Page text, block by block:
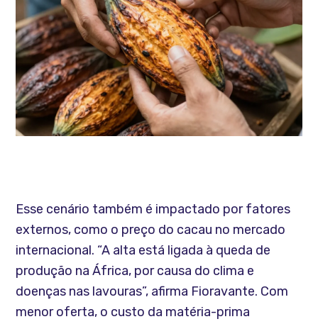
Esse cenário também é impactado por fatores
externos, como o preço do cacau no mercado
internacional. “A alta está ligada à queda de
produção na África, por causa do clima e
doenças nas lavouras”, afirma Fioravante. Com
menor oferta, o custo da matéria-prima